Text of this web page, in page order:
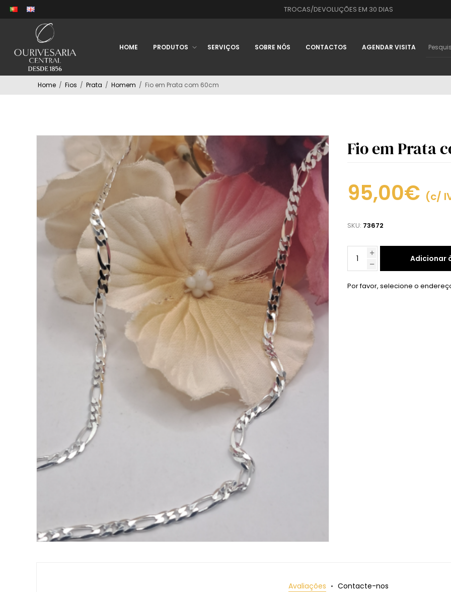
TROCAS/DEVOLUÇÕES EM 30 DIAS
HOME PRODUTOS SERVIÇOS SOBRE NÓS CONTACTOS AGENDAR VISITA
Home / Fios / Prata / Homem / Fio em Prata com 60cm
Fio em Prata
95,00€ (c/
SKU: 73672
Adicionar
Por favor, selecione o
Avaliações Contacte-nos